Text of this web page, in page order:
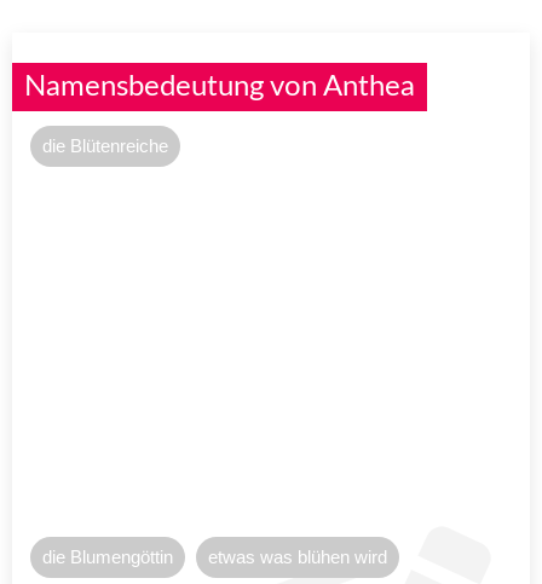
Namensbedeutung von Anthea
die Blütenreiche
die Blumengöttin etwas was blühen wird